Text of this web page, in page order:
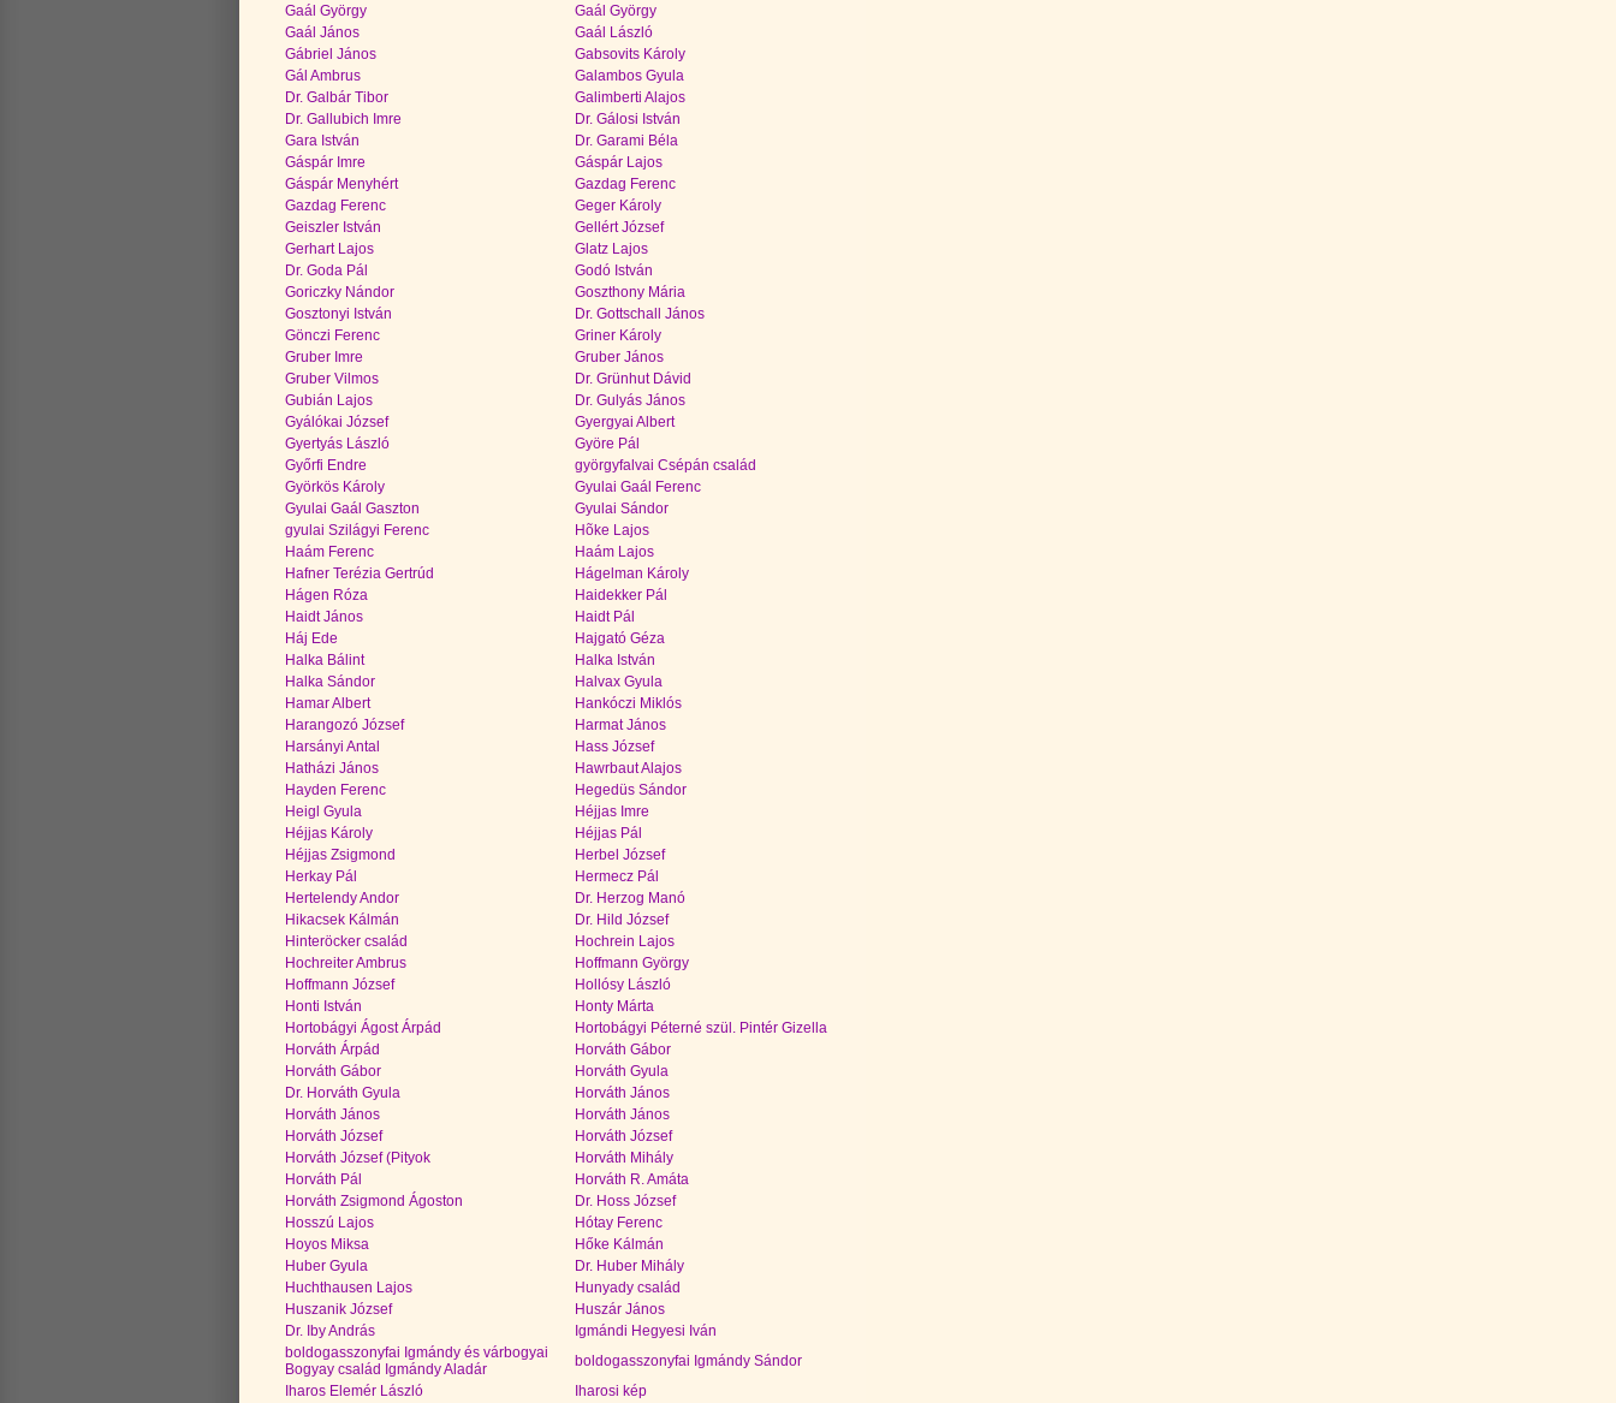
Gaál György
Gaál György
Gaál János
Gaál László
Gábriel János
Gabsovits Károly
Gál Ambrus
Galambos Gyula
Dr. Galbár Tibor
Galimberti Alajos
Dr. Gallubich Imre
Dr. Gálosi István
Gara István
Dr. Garami Béla
Gáspár Imre
Gáspár Lajos
Gáspár Menyhért
Gazdag Ferenc
Gazdag Ferenc
Geger Károly
Geiszler István
Gellért József
Gerhart Lajos
Glatz Lajos
Dr. Goda Pál
Godó István
Goriczky Nándor
Goszthony Mária
Gosztonyi István
Dr. Gottschall János
Gönczi Ferenc
Griner Károly
Gruber Imre
Gruber János
Gruber Vilmos
Dr. Grünhut Dávid
Gubián Lajos
Dr. Gulyás János
Gyálókai József
Gyergyai Albert
Gyertyás László
Györe Pál
Győrfi Endre
györgyfalvai Csépán család
Györkös Károly
Gyulai Gaál Ferenc
Gyulai Gaál Gaszton
Gyulai Sándor
gyulai Szilágyi Ferenc
Hõke Lajos
Haám Ferenc
Haám Lajos
Hafner Terézia Gertrúd
Hágelman Károly
Hágen Róza
Haidekker Pál
Haidt János
Haidt Pál
Háj Ede
Hajgató Géza
Halka Bálint
Halka István
Halka Sándor
Halvax Gyula
Hamar Albert
Hankóczi Miklós
Harangozó József
Harmat János
Harsányi Antal
Hass József
Hatházi János
Hawrbaut Alajos
Hayden Ferenc
Hegedüs Sándor
Heigl Gyula
Héjjas Imre
Héjjas Károly
Héjjas Pál
Héjjas Zsigmond
Herbel József
Herkay Pál
Hermecz Pál
Hertelendy Andor
Dr. Herzog Manó
Hikacsek Kálmán
Dr. Hild József
Hinteröcker család
Hochrein Lajos
Hochreiter Ambrus
Hoffmann György
Hoffmann József
Hollósy László
Honti István
Honty Márta
Hortobágyi Ágost Árpád
Hortobágyi Péterné szül. Pintér Gizella
Horváth Árpád
Horváth Gábor
Horváth Gábor
Horváth Gyula
Dr. Horváth Gyula
Horváth János
Horváth János
Horváth János
Horváth József
Horváth József
Horváth József (Pityok
Horváth Mihály
Horváth Pál
Horváth R. Amáta
Horváth Zsigmond Ágoston
Dr. Hoss József
Hosszú Lajos
Hótay Ferenc
Hoyos Miksa
Hőke Kálmán
Huber Gyula
Dr. Huber Mihály
Huchthausen Lajos
Hunyady család
Huszanik József
Huszár János
Dr. Iby András
Igmándi Hegyesi Iván
boldogasszonyfai Igmándy és várbogyai
Bogyay család Igmándy Aladár
boldogasszonyfai Igmándy Sándor
Iharos Elemér László
Iharosi kép